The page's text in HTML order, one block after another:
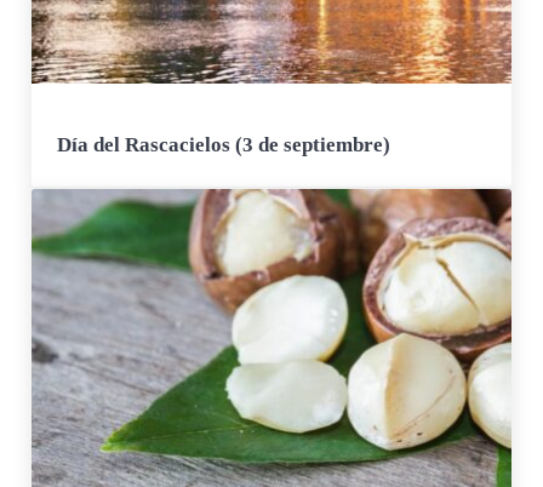
Día del Rascacielos (3 de septiembre)